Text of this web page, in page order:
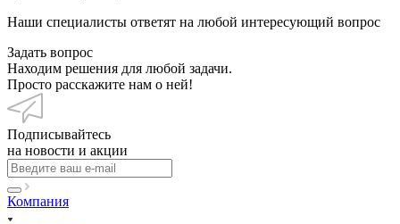
Наши специалисты ответят на любой интересующий вопрос
Задать вопрос
Находим решения для любой задачи.
Просто расскажите нам о ней!
Подписывайтесь
на новости и акции
Компания